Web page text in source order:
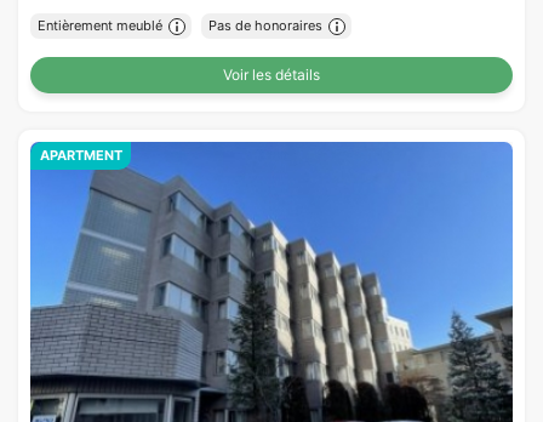
Entièrement meublé Pas de honoraires
Voir les détails
APARTMENT